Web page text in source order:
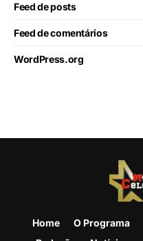
Feed de posts
Feed de comentários
WordPress.org
Home O Programa